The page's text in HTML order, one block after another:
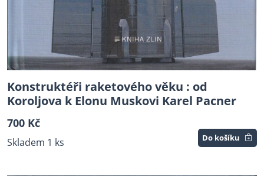
Konstruktéři raketového věku : od
Koroljova k Elonu Muskovi Karel Pacner
700 Kč
Skladem 1 ks Do košíku